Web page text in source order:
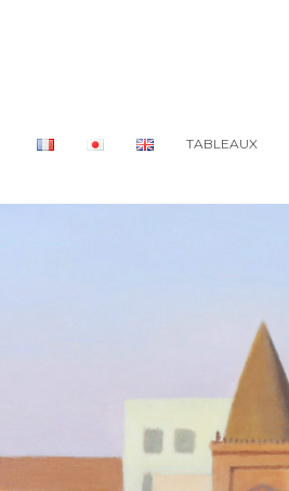
TABLEAUX